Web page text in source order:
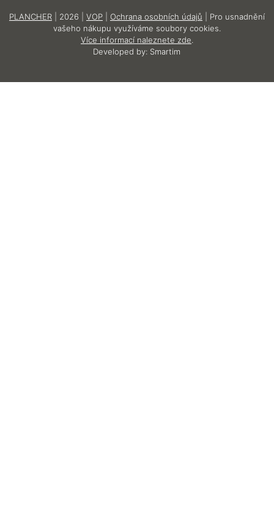
PLANCHER| 2026 | VOP| Ochrana osobních údajů | Pro usnadnění
vašeho nákupu využíváme soubory cookies.
Více informací naleznete zde
Developed by: Smartim